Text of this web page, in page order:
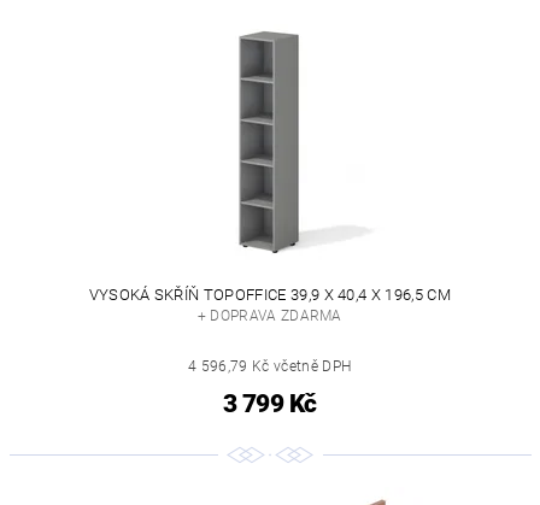
VYSOKÁ SKŘÍŇ TOPOFFICE 39,9 X 40,4 X 196,5 CM
+ DOPRAVA ZDARMA
4 596,79 Kč včetně DPH
3 799 Kč